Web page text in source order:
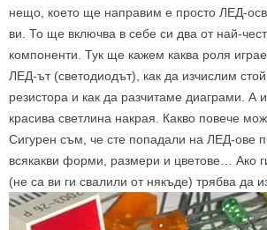
нещо, което ще направим е просто ЛЕД-
ви. То ще включва в себе си два от най-
компоненти. Тук ще кажем каква роля играе
ЛЕД-ът (светодиодът), как да изчислим
резистора и как да разчитаме диаграми. А
красива светлина накрая. Какво повече
Сигурен съм, че сте попадали на ЛЕД-ове
всякакви форми, размери и цветове… Ако
(не са ви ги свалили от някъде) трябва да